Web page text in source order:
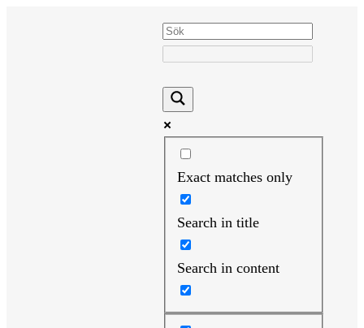
Exact matches only
Search in title
Search in content